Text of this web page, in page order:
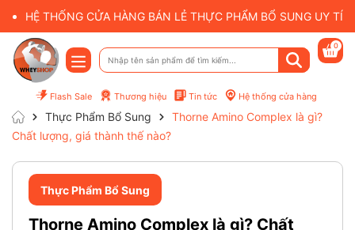
HỆ THỐNG CỬA HÀNG BÁN LẺ THỰC PHẨM BỔ SUNG UY
Flash Sale Thương hiệu Tin tức Hệ thống cửa hàng
0
Thực Phẩm Bổ Sung
Thorne Amino Complex là gì?
Chất lượng, giá thành thế nào?
Thực Phẩm Bổ Sung
Thorne Amino Complex là gì? Chất